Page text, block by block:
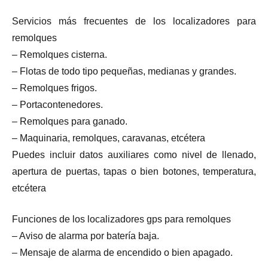
Servicios más frecuentes de los localizadores para
remolques
– Remolques cisterna.
– Flotas de todo tipo pequeñas, medianas y grandes.
– Remolques frigos.
– Portacontenedores.
– Remolques para ganado.
– Maquinaria, remolques, caravanas, etcétera
Puedes incluir datos auxiliares como nivel de llenado,
apertura de puertas, tapas o bien botones, temperatura,
etcétera
Funciones de los localizadores gps para remolques
– Aviso de alarma por batería baja.
– Mensaje de alarma de encendido o bien apagado.